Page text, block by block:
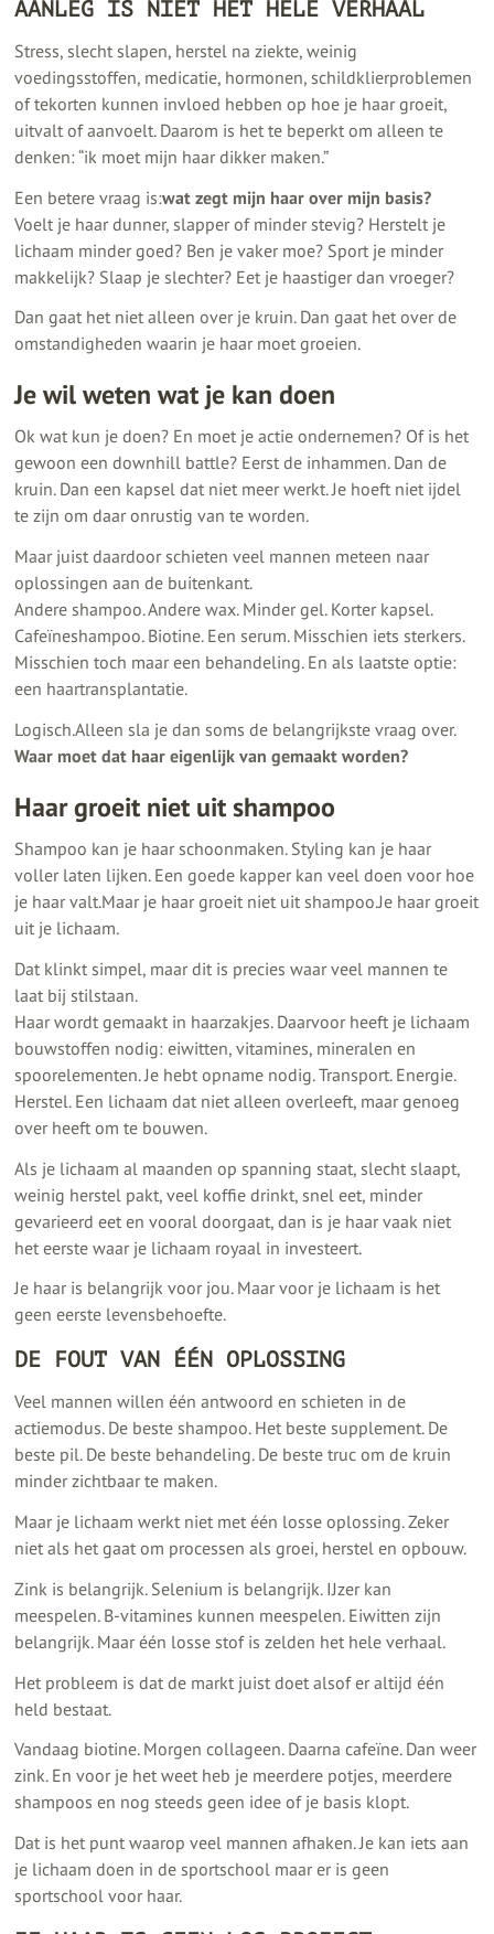
AANLEG IS NIET HET HELE VERHAAL
Stress, slecht slapen, herstel na ziekte, weinig
voedingsstoffen, medicatie, hormonen, schildklierproblemen
of tekorten kunnen invloed hebben op hoe je haar groeit,
uitvalt of aanvoelt. Daarom is het te beperkt om alleen te
denken: “ik moet mijn haar dikker maken.”
Een betere vraag is:wat zegt mijn haar over mijn basis?
Voelt je haar dunner, slapper of minder stevig? Herstelt je
lichaam minder goed? Ben je vaker moe? Sport je minder
makkelijk? Slaap je slechter? Eet je haastiger dan vroeger?
Dan gaat het niet alleen over je kruin. Dan gaat het over de
omstandigheden waarin je haar moet groeien.
Je wil weten wat je kan doen
Ok wat kun je doen? En moet je actie ondernemen? Of is het
gewoon een downhill battle? Eerst de inhammen. Dan de
kruin. Dan een kapsel dat niet meer werkt. Je hoeft niet ijdel
te zijn om daar onrustig van te worden.
Maar juist daardoor schieten veel mannen meteen naar
oplossingen aan de buitenkant.
Andere shampoo. Andere wax. Minder gel. Korter kapsel.
Cafeïneshampoo. Biotine. Een serum. Misschien iets sterkers.
Misschien toch maar een behandeling. En als laatste optie:
een haartransplantatie.
Logisch.Alleen sla je dan soms de belangrijkste vraag over.
Waar moet dat haar eigenlijk van gemaakt worden?
Haar groeit niet uit shampoo
Shampoo kan je haar schoonmaken. Styling kan je haar
voller laten lijken. Een goede kapper kan veel doen voor hoe
je haar valt.Maar je haar groeit niet uit shampoo.Je haar groeit
uit je lichaam.
Dat klinkt simpel, maar dit is precies waar veel mannen te
laat bij stilstaan.
Haar wordt gemaakt in haarzakjes. Daarvoor heeft je lichaam
bouwstoffen nodig: eiwitten, vitamines, mineralen en
spoorelementen. Je hebt opname nodig. Transport. Energie.
Herstel. Een lichaam dat niet alleen overleeft, maar genoeg
over heeft om te bouwen.
Als je lichaam al maanden op spanning staat, slecht slaapt,
weinig herstel pakt, veel koffie drinkt, snel eet, minder
gevarieerd eet en vooral doorgaat, dan is je haar vaak niet
het eerste waar je lichaam royaal in investeert.
Je haar is belangrijk voor jou. Maar voor je lichaam is het
geen eerste levensbehoefte.
DE FOUT VAN ÉÉN OPLOSSING
Veel mannen willen één antwoord en schieten in de
actiemodus. De beste shampoo. Het beste supplement. De
beste pil. De beste behandeling. De beste truc om de kruin
minder zichtbaar te maken.
Maar je lichaam werkt niet met één losse oplossing. Zeker
niet als het gaat om processen als groei, herstel en opbouw.
Zink is belangrijk. Selenium is belangrijk. IJzer kan
meespelen. B-vitamines kunnen meespelen. Eiwitten zijn
belangrijk. Maar één losse stof is zelden het hele verhaal.
Het probleem is dat de markt juist doet alsof er altijd één
held bestaat.
Vandaag biotine. Morgen collageen. Daarna cafeïne. Dan weer
zink. En voor je het weet heb je meerdere potjes, meerdere
shampoos en nog steeds geen idee of je basis klopt.
Dat is het punt waarop veel mannen afhaken. Je kan iets aan
je lichaam doen in de sportschool maar er is geen
sportschool voor haar.